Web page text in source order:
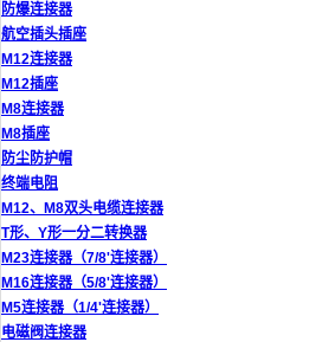
防爆连接器
航空插头插座
M12连接器
M12插座
M8连接器
M8插座
防尘防护帽
终端电阻
M12、M8双头电缆连接器
T形、Y形一分二转换器
M23连接器（7/8'连接器）
M16连接器（5/8'连接器）
M5连接器（1/4'连接器）
电磁阀连接器